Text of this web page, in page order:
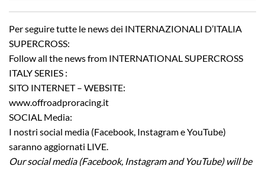
Per seguire tutte le news dei INTERNAZIONALI D’ITALIA
SUPERCROSS:
Follow all the news from INTERNATIONAL SUPERCROSS
ITALY SERIES :
SITO INTERNET – WEBSITE:
www.offroadproracing.it
SOCIAL Media:
I nostri social media (Facebook, Instagram e YouTube)
saranno aggiornati LIVE.
Our social media (Facebook, Instagram and YouTube) will be